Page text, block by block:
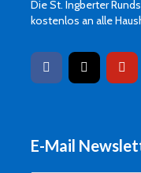
Die St. Ingberter
kostenlos an alle
E-Mail